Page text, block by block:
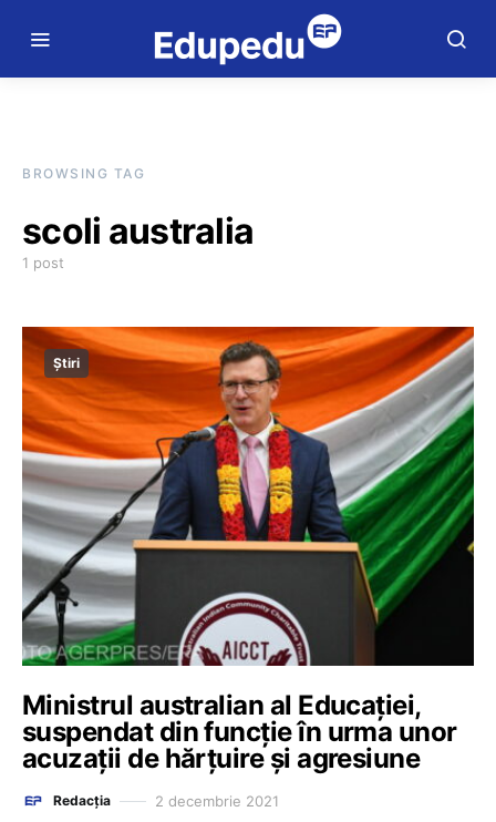
BROWSING TAG
scoli australia
1 post
Știri
Ministrul australian al Educației,
suspendat din funcție în urma unor
acuzații de hărțuire și agresiune
Redacția 2 decembrie 2021